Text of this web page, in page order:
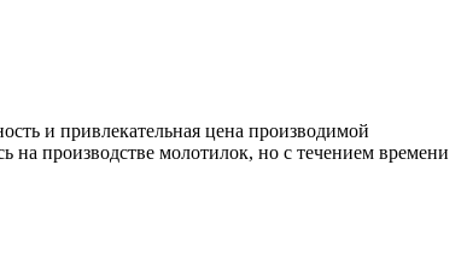
и привлекательная цена производимой
производстве молотилок, но с течением времени